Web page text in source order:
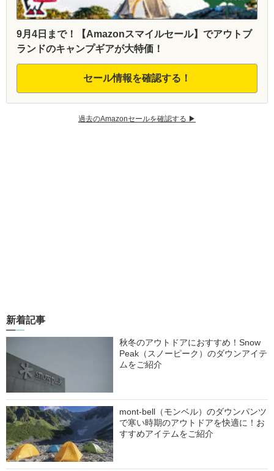
9月4日まで！【Amazonスマイルセール】でアウトブ
ランドのキャンプギアが大特価！
セール情報を確認する！
過去のAmazonセールを確認する ▶︎
新着記事
秋冬のアウトドアにおすすめ！Snow
Peak（スノーピーク）のダウンアイテ
ムをご紹介
mont-bell（モンベル）のダウンパンツ
で寒い時期のアウトドアを快適に！お
すすめアイテムをご紹介